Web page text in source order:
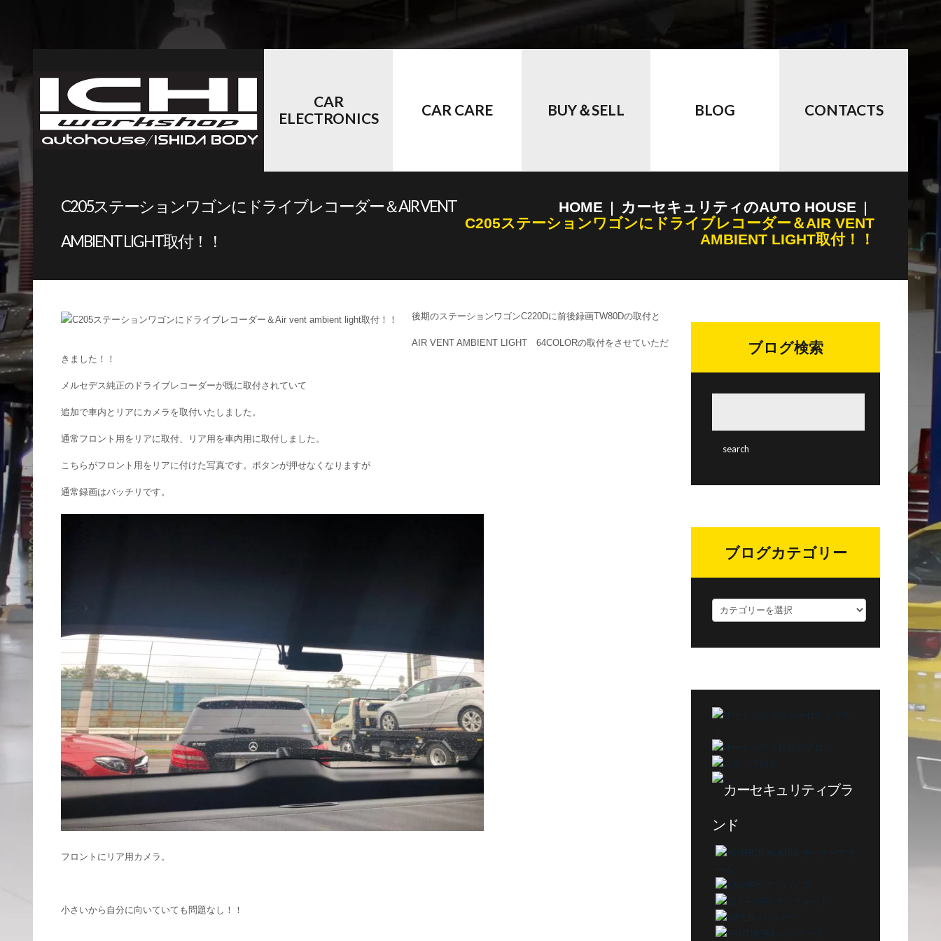
CAR
ELECTRONICS
CAR CARE BUY＆SELL BLOG CONTACTS
C205ステーションワゴンにドライブレコーダー＆AIR VENT
AMBIENT LIGHT取付！！
HOME
カーセキュリティのAUTO HOUSE
C205ステーションワゴンにドライブレコーダー＆AIR VENT
AMBIENT LIGHT取付！！
後期のステーションワゴンC220Dに前後録画TW80Dの取付と
AIR VENT AMBIENT LIGHT 64COLORの取付をさせていただ
きました！！
メルセデス純正のドライブレコーダーが既に取付されていて
追加で車内とリアにカメラを取付いたしました。
通常フロント用をリアに取付、リア用を車内用に取付しました。
こちらがフロント用をリアに付けた写真です。ボタンが押せなくなりますが
通常録画はバッチリです。
フロントにリア用カメラ。
小さいから自分に向いていても問題なし！！
ブログ検索
ブログカテゴリー
ロ
ー